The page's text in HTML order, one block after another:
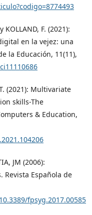
KOLLAND, F. (2021):
en la vejez: una
la Educación, 11(11),
(2021): Multivariate
skills-The
& Education,
JM (2006):
Revista Española de
fpsyg.2017.00585